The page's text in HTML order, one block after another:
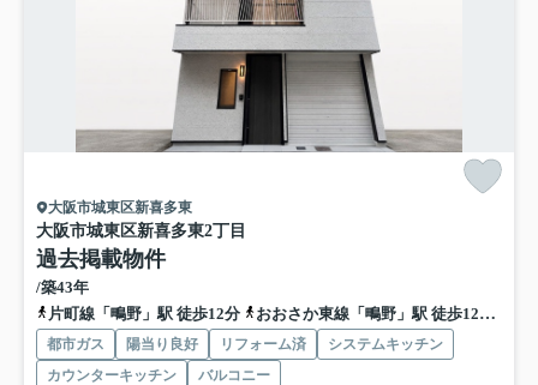
大阪市城東区新喜多東
大阪市城東区新喜多東2丁目
過去掲載物件
/築43年
片町線「鴫野」駅 徒歩12分
おおさか東線「鴫野」駅 徒歩12分
都市ガス 陽当り良好 リフォーム済
システムキッチン
カウンターキッチン
バルコニー